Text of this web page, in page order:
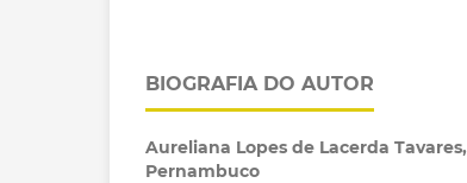
BIOGRAFIA DO AUTOR
Aureliana Lopes de Lacerda Tavares,
Pernambuco